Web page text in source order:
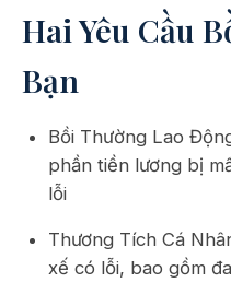
Hai Yêu Cầu
Bạn
Bồi Thường Lao
phần tiền lương bị
lỗi
Thương Tích Cá
xế có lỗi, bao gồm